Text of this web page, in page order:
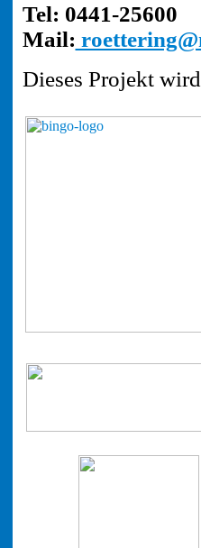
Tel: 0441-25600
Mail:
Dieses Projekt